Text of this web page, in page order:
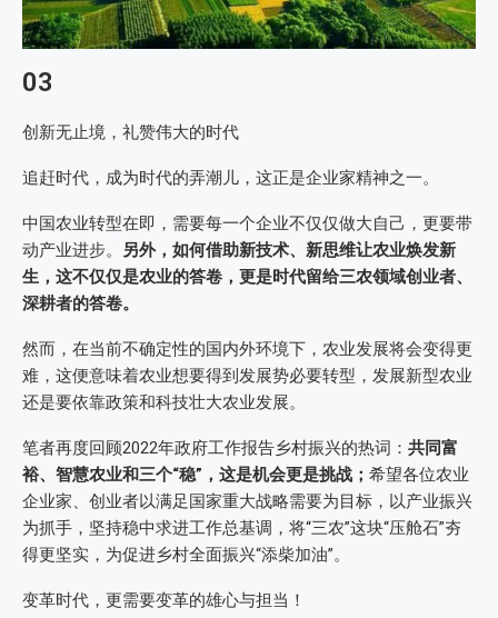
03
创新无止境，礼赞伟大的时代
追赶时代，成为时代的弄潮儿，这正是企业家精神之一。
中国农业转型在即，需要每一个企业不仅仅做大自己，更要带
动产业进步。
另外，如何借助新技术、新思维让农业焕发新
生，这不仅仅是农业的答卷，更是时代留给三农领域创业者、
深耕者的答卷。
然而，在当前不确定性的国内外环境下，农业发展将会变得更
难，这便意味着农业想要得到发展势必要转型，发展新型农业
还是要依靠政策和科技壮大农业发展。
笔者再度回顾2022年政府工作报告乡村振兴的热词： 共同富
裕、智慧农业和三个“稳”，这是机会更是挑战； 希望各位农业
企业家、创业者以满足国家重大战略需要为目标，以产业振兴
为抓手，坚持稳中求进工作总基调，将“三农”这块“压舱石”夯
得更坚实，为促进乡村全面振兴“添柴加油”。
变革时代，更需要变革的雄心与担当！